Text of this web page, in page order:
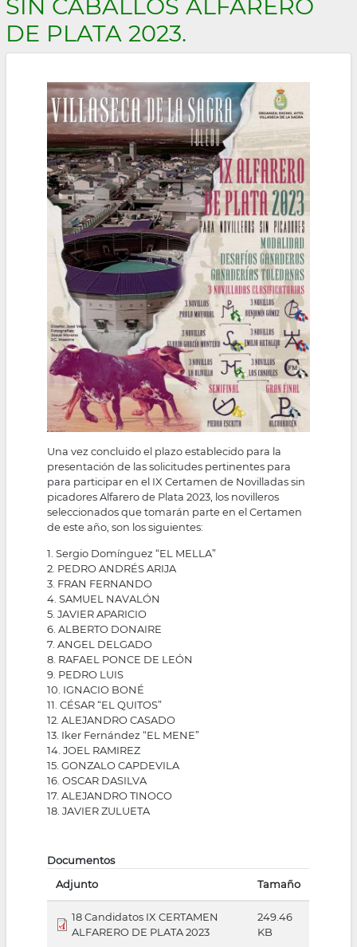
la
navegación
SIN CABALLOS ALFARERO
DE PLATA 2023.
Una vez concluido el plazo establecido para la
presentación de las solicitudes pertinentes para
para participar en el IX Certamen de Novilladas sin
picadores Alfarero de Plata 2023, los novilleros
seleccionados que tomarán parte en el Certamen
de este año, son los siguientes:
1. Sergio Domínguez “EL MELLA”
2. PEDRO ANDRÉS ARIJA
3. FRAN FERNANDO
4. SAMUEL NAVALÓN
5. JAVIER APARICIO
6. ALBERTO DONAIRE
7. ANGEL DELGADO
8. RAFAEL PONCE DE LEÓN
9. PEDRO LUIS
10. IGNACIO BONÉ
11. CÉSAR “EL QUITOS”
12. ALEJANDRO CASADO
13. Iker Fernández “EL MENE”
14. JOEL RAMIREZ
15. GONZALO CAPDEVILA
16. OSCAR DASILVA
17. ALEJANDRO TINOCO
18. JAVIER ZULUETA
Documentos
Adjunto
Tamaño
18 Candidatos IX CERTAMEN
ALFARERO DE PLATA 2023
249.46
KB